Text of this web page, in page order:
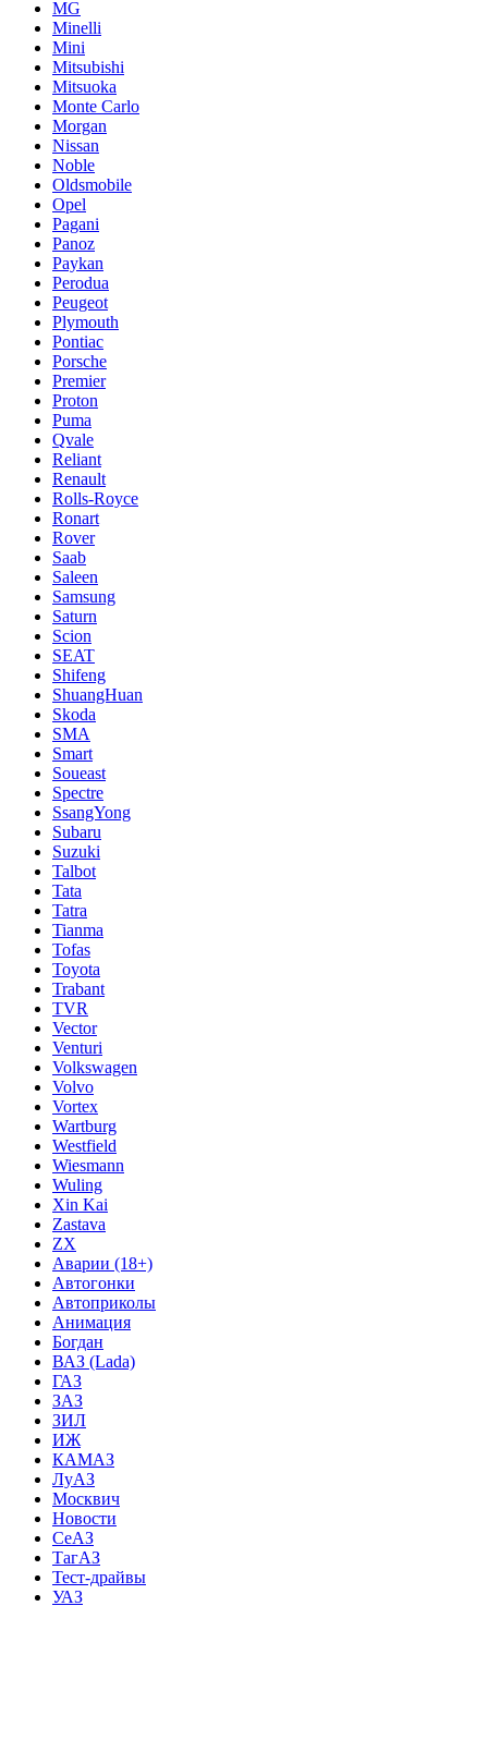
MG
Minelli
Mini
Mitsubishi
Mitsuoka
Monte Carlo
Morgan
Nissan
Noble
Oldsmobile
Opel
Pagani
Panoz
Paykan
Perodua
Peugeot
Plymouth
Pontiac
Porsche
Premier
Proton
Puma
Qvale
Reliant
Renault
Rolls-Royce
Ronart
Rover
Saab
Saleen
Samsung
Saturn
Scion
SEAT
Shifeng
ShuangHuan
Skoda
SMA
Smart
Soueast
Spectre
SsangYong
Subaru
Suzuki
Talbot
Tata
Tatra
Tianma
Tofas
Toyota
Trabant
TVR
Vector
Venturi
Volkswagen
Volvo
Vortex
Wartburg
Westfield
Wiesmann
Wuling
Xin Kai
Zastava
ZX
Аварии (18+)
Автогонки
Автоприколы
Анимация
Богдан
ВАЗ (Lada)
ГАЗ
ЗАЗ
ЗИЛ
ИЖ
КАМАЗ
ЛуАЗ
Москвич
Новости
СеАЗ
ТагАЗ
Тест-драйвы
УАЗ